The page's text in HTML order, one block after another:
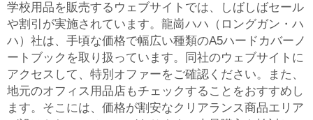
学校用品を販売するウェブサイトでは、しばしばセール
や割引が実施されています。龍崗ハハ（ロングガン・ハ
ハ）社は、手頃な価格で幅広い種類のA5ハードカバーノ
ートブックを取り扱っています。同社のウェブサイトに
アクセスして、特別オファーをご確認ください。また、
地元のオフィス用品店もチェックすることをおすすめし
ます。そこには、価格が割安なクリアランス商品エリア